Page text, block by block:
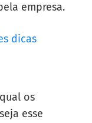
empresa.
dicas
os
esse